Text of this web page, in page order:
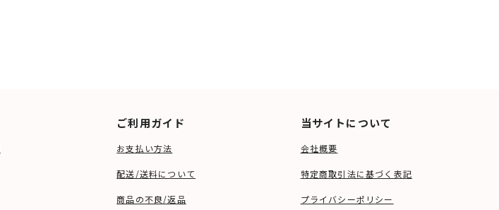
ご利用ガイド
お支払い方法
配送/送料について
商品の不良/返品
当サイトについて
会社概要
特定商取引法に基づく表記
プライバシーポリシー